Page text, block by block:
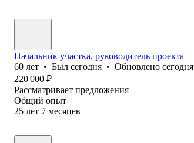
Начальник участка, руководитель проекта
60 лет • Был сегодня • Обновлено сегодня
220 000 ₽
Рассматривает предложения
Общий опыт
25 лет 7 месяцев